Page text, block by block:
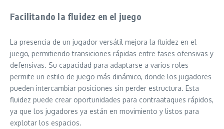
Facilitando la fluidez en el juego
La presencia de un jugador versátil mejora la fluidez en el
juego, permitiendo transiciones rápidas entre fases ofensivas y
defensivas. Su capacidad para adaptarse a varios roles
permite un estilo de juego más dinámico, donde los jugadores
pueden intercambiar posiciones sin perder estructura. Esta
fluidez puede crear oportunidades para contraataques rápidos,
ya que los jugadores ya están en movimiento y listos para
explotar los espacios.